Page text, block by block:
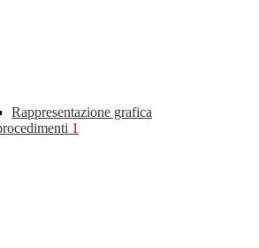
Rappresentazione grafica
1